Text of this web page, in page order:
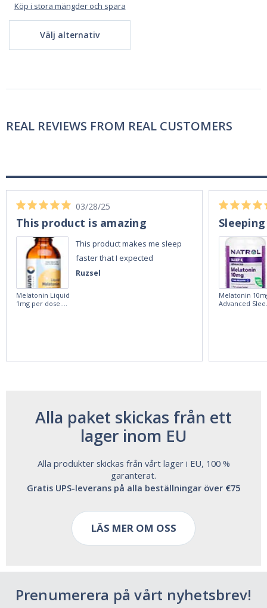
Köp i stora mängder och spara
Välj alternativ
REAL REVIEWS FROM REAL CUSTOMERS
Ruzsel
03/28/25
This product is amazing
This product makes me sleep
faster that I expected
Melatonin Liquid
1mg per dose.
Melatonin
Advanced
Alla paket skickas från ett
lager inom EU
Alla produkter skickas från vårt lager i EU, 100 %
garanterat.
Gratis UPS-leverans på alla beställningar över €75
LÄS MER OM OSS
Prenumerera på vårt nyhetsbrev!